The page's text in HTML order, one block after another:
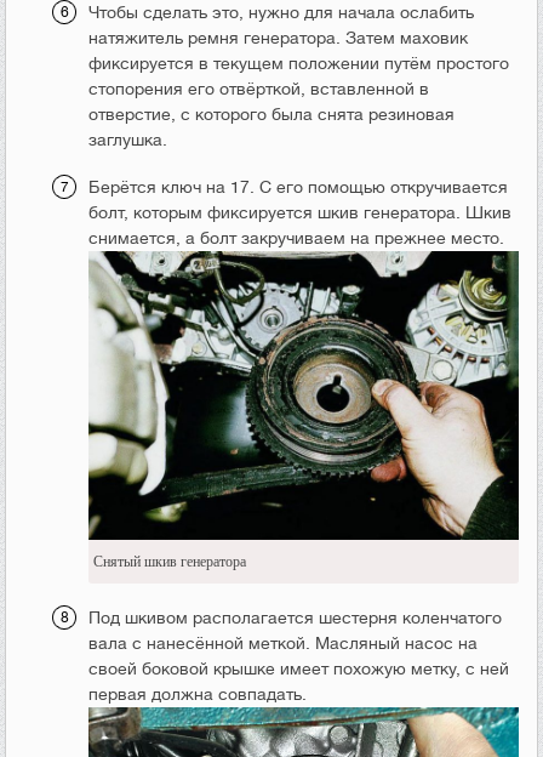
Чтобы сделать это, нужно для начала ослабить
натяжитель ремня генератора. Затем маховик
фиксируется в текущем положении путём простого
стопорения его отвёрткой, вставленной в
отверстие, с которого была снята резиновая
заглушка.
Берётся ключ на 17. С его помощью откручивается
болт, которым фиксируется шкив генератора. Шкив
снимается, а болт закручиваем на прежнее место.
Снятый шкив генератора
Под шкивом располагается шестерня коленчатого
вала с нанесённой меткой. Масляный насос на
своей боковой крышке имеет похожую метку, с ней
первая должна совпадать.